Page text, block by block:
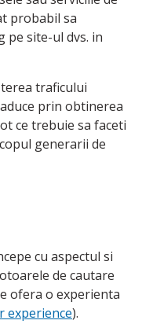
probabil sa
pe site-ul dvs. in
traficului
prin obtinerea
ce trebuie sa faceti
generarii de
cu aspectul si
de cautare
ofera o experienta
experience).